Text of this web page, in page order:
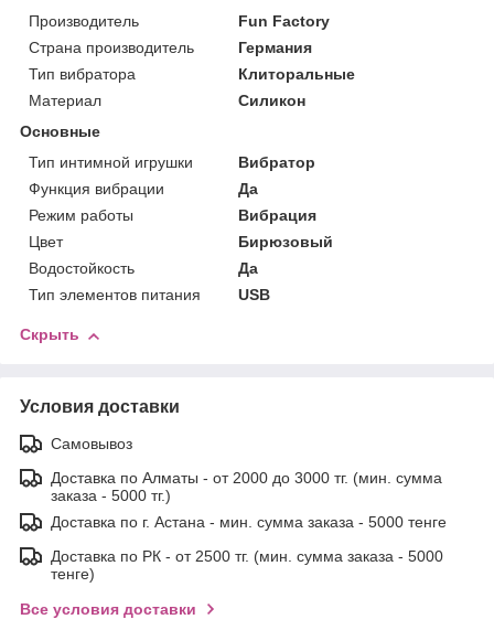
Производитель
Fun Factory
Страна производитель
Германия
Тип вибратора
Клиторальные
Материал
Силикон
Основные
Тип интимной игрушки
Вибратор
Функция вибрации
Да
Режим работы
Вибрация
Цвет
Бирюзовый
Водостойкость
Да
Тип элементов питания
USB
Скрыть
Условия доставки
Самовывоз
Доставка по Алматы - от 2000 до 3000 тг. (мин. сумма
заказа - 5000 тг.)
Доставка по г. Астана - мин. сумма заказа - 5000 тенге
Доставка по РК - от 2500 тг. (мин. сумма заказа - 5000
тенге)
Все условия доставки